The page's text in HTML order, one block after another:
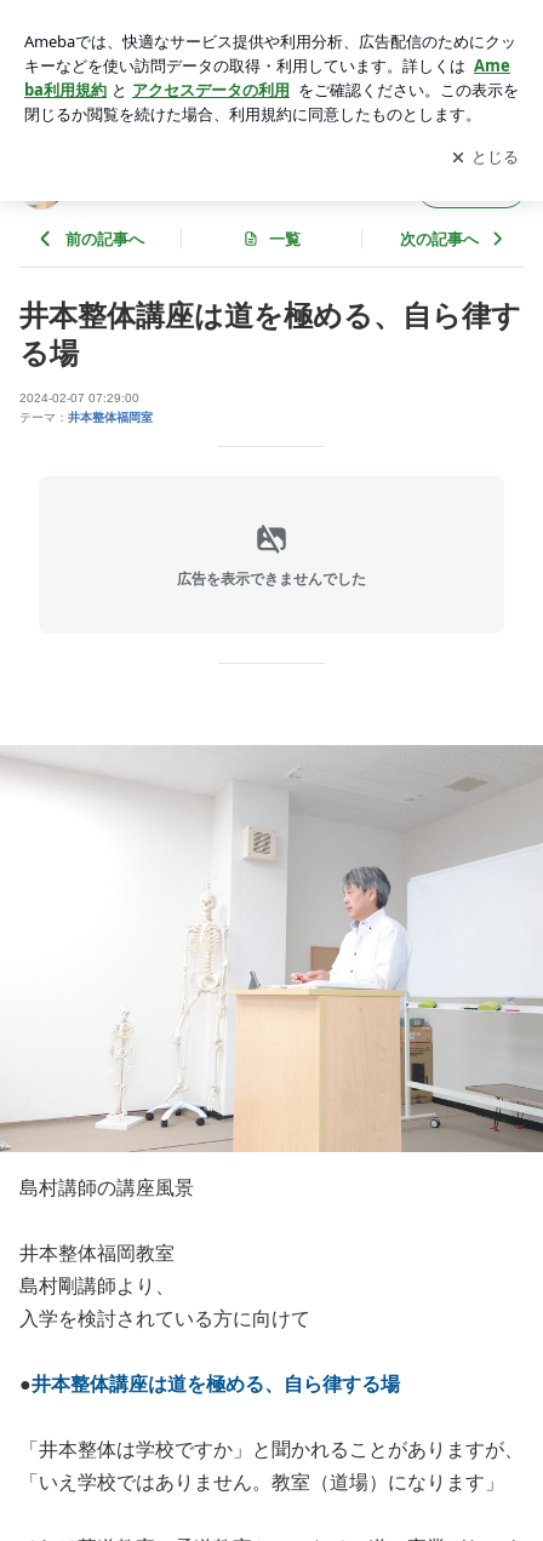
aのブログアプリをダウンロードして ブログの更新通知
を受け取りまし
ょう。
開く
前の記事へ 一覧 次の記事へ
井本整体講座は道を極める、自ら律す
る場
2024-02-07 07:29:00
テーマ： 井本整体福岡室
広告を表示できませんでした
島村講師の講座風景
井本整体福岡教室
島村剛講師より、
入学を検討されている方に向けて
●井本整体講座は道を極める、自ら律する場
「井本整体は学校ですか」と聞かれることがありますが、
「いえ学校ではありません。教室（道場）になります」